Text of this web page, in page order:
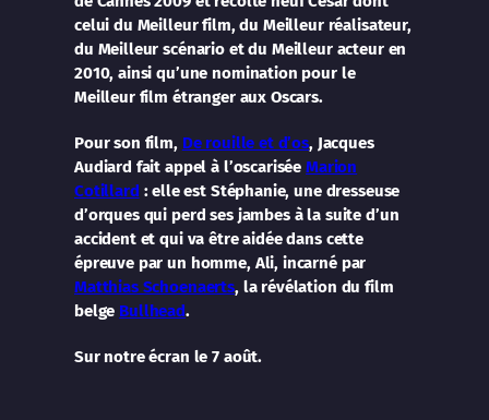
celui du Meilleur film, du Meilleur réalisateur,
du Meilleur scénario et du Meilleur acteur en
2010, ainsi qu’une nomination pour le
Meilleur film étranger aux Oscars.
Pour son film, De rouille et d’os, Jacques
Audiard fait appel à l’oscariséeMarion
Cotillard : elle est Stéphanie, une dresseuse
d’orques qui perd ses jambes à la suite d’un
accident et qui va être aidée dans cette
épreuve par un homme, Ali, incarné par
Matthias Schoenaerts, la révélation du film
belge Bullhead.
Sur notre écran le 7 août.